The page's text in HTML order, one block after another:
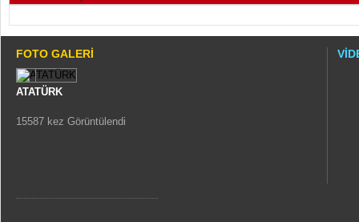
FOTO GALERİ
ATATÜRK
15587 kez Görüntülendi